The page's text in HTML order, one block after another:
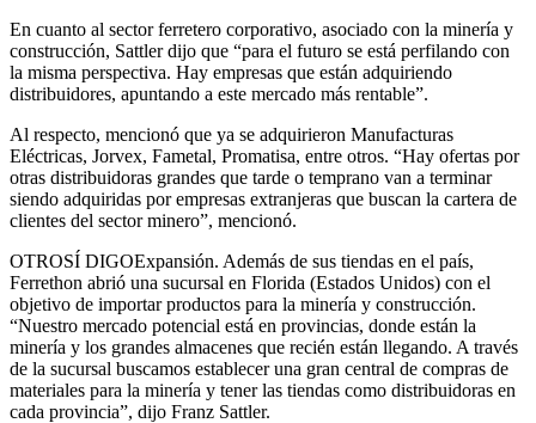
En cuanto al sector ferretero corporativo, asociado con la minería y
construcción, Sattler dijo que “para el futuro se está perfilando con
la misma perspectiva. Hay empresas que están adquiriendo
distribuidores, apuntando a este mercado más rentable”.
Al respecto, mencionó que ya se adquirieron Manufacturas
Eléctricas, Jorvex, Fametal, Promatisa, entre otros. “Hay ofertas por
otras distribuidoras grandes que tarde o temprano van a terminar
siendo adquiridas por empresas extranjeras que buscan la cartera de
clientes del sector minero”, mencionó.
OTROSÍ DIGOExpansión. Además de sus tiendas en el país,
Ferrethon abrió una sucursal en Florida (Estados Unidos) con el
objetivo de importar productos para la minería y construcción.
“Nuestro mercado potencial está en provincias, donde están la
minería y los grandes almacenes que recién están llegando. A través
de la sucursal buscamos establecer una gran central de compras de
materiales para la minería y tener las tiendas como distribuidoras en
cada provincia”, dijo Franz Sattler.